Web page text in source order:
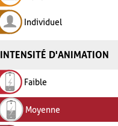
Individuel
INTENSITÉ D'ANIMATION
Faible
Moyenne